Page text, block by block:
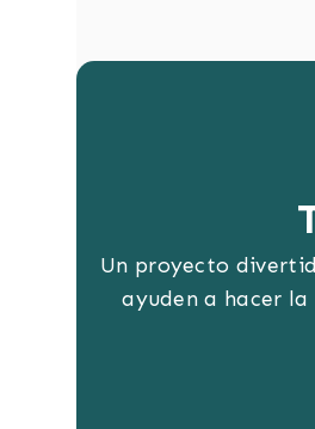
Un proyecto
ayuden a hacer